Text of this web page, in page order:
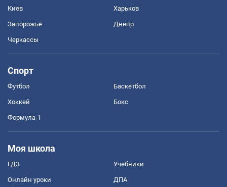
Киев Харьков
Запорожье Днепр
Черкассы
Спорт
Футбол Баскетбол
Хоккей Бокс
Формула-1
Моя школа
ГДЗ Учебники
Онлайн уроки ДПА